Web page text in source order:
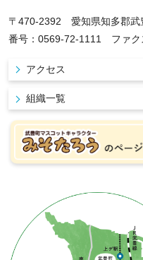
〒470-2392 愛知県知多郡武
番号：0569-72-1111 ファク
アクセス
組織一覧